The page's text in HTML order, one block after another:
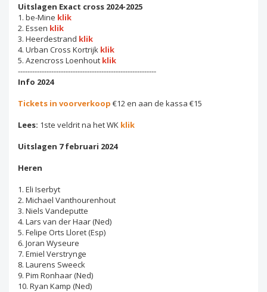
Uitslagen Exact cross 2024-2025
1. be-Mine klik
2. Essen klik
3. Heerdestrand klik
4. Urban Cross Kortrijk klik
5. Azencross Loenhout klik
----------------------------------------------------------
Info 2024
Tickets in voorverkoop €12 en aan de kassa €15
Lees: 1ste veldrit na het WK klik
Uitslagen 7 februari 2024
Heren
1. Eli Iserbyt
2. Michael Vanthourenhout
3. Niels Vandeputte
4. Lars van der Haar (Ned)
5. Felipe Orts Lloret (Esp)
6. Joran Wyseure
7. Emiel Verstrynge
8. Laurens Sweeck
9. Pim Ronhaar (Ned)
10. Ryan Kamp (Ned)